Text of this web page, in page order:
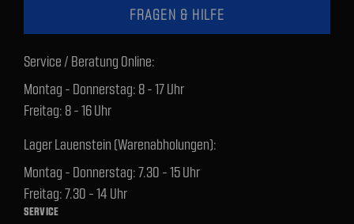
FRAGEN & HILFE
Service / Beratung Online:
Montag - Donnerstag: 8 - 17 Uhr
Freitag: 8 - 16 Uhr
Lager Lauenstein (Warenabholungen):
Montag - Donnerstag: 7.30 - 15 Uhr
Freitag: 7.30 - 14 Uhr
SERVICE